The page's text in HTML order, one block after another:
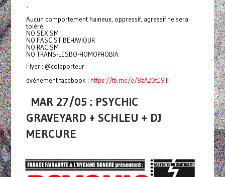
-
Aucun comportement haineux, oppressif, agressif ne sera
toléré.
NO SEXISM
NO FASCIST BEHAVIOUR
NO RACISM
NO TRANS-LESBO-HOMOPHOBIA
Flyer : @coleporteur
évènement facebook : https://fb.me/e/8zA20t19T
MAR 27/05 : PSYCHIC
GRAVEYARD + SCHLEU + DJ
MERCURE